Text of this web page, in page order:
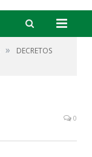
»
DECRETOS
0